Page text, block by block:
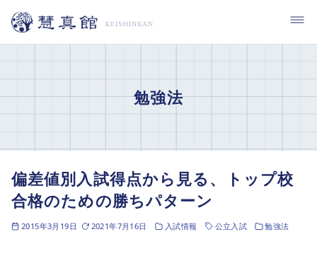
テ
勉強法
偏差値別入試得点から見る、トップ校
合格のための勝ちパターン
2015年3月19日 2021年7月16日 入試情報 公立入試 勉強法